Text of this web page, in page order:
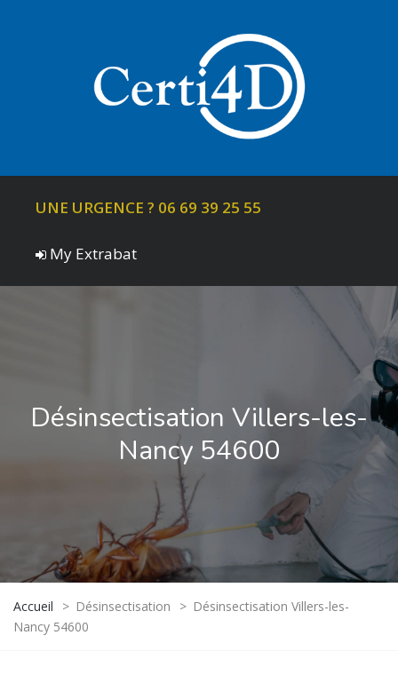
UNE URGENCE ? 06 69 39 25 55
My Extrabat
Désinsectisation Villers-les-
Nancy 54600
Accueil > Désinsectisation > Désinsectisation Villers-les-
Nancy 54600